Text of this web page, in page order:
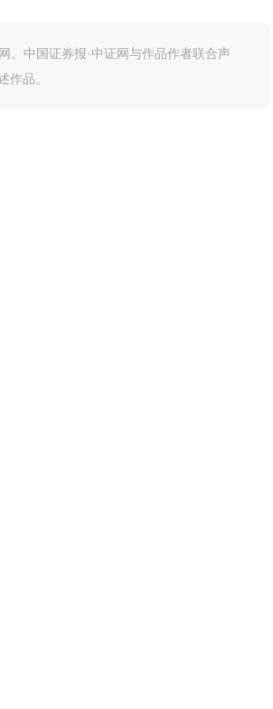
。中国证券报·中证网与作品作者联合声
作品。